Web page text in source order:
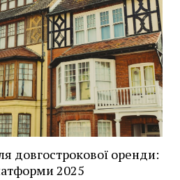
довгострокової оренди:
2025